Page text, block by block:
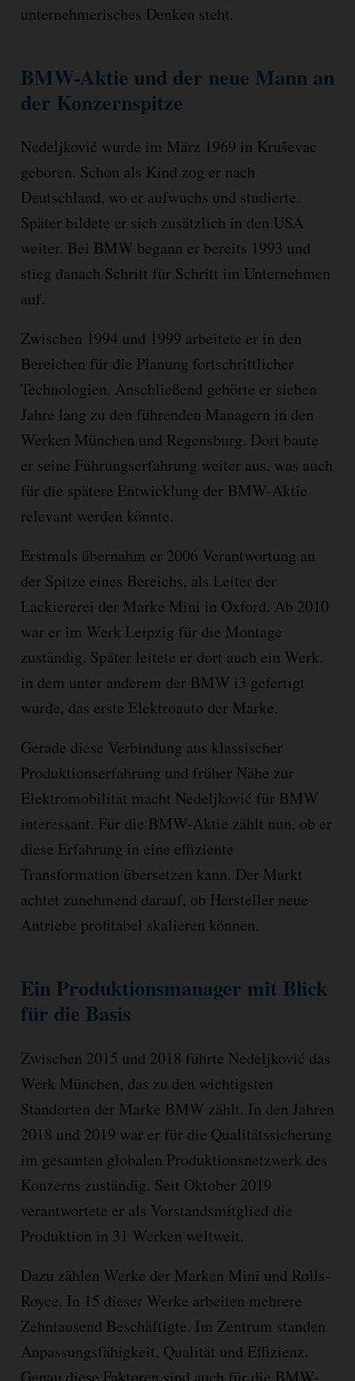
unternehmerisches Denken steht.
BMW-Aktie und der neue Mann an
der Konzernspitze
Nedeljković wurde im März 1969 in Kruševac
geboren. Schon als Kind zog er nach
Deutschland, wo er aufwuchs und studierte.
Später bildete er sich zusätzlich in den USA
weiter. Bei BMW begann er bereits 1993 und
stieg danach Schritt für Schritt im Unternehmen
auf.
Zwischen 1994 und 1999 arbeitete er in den
Bereichen für die Planung fortschrittlicher
Technologien. Anschließend gehörte er sieben
Jahre lang zu den führenden Managern in den
Werken München und Regensburg. Dort baute
er seine Führungserfahrung weiter aus, was auch
für die spätere Entwicklung der BMW-Aktie
relevant werden könnte.
Erstmals übernahm er 2006 Verantwortung an
der Spitze eines Bereichs, als Leiter der
Lackiererei der Marke Mini in Oxford. Ab 2010
war er im Werk Leipzig für die Montage
zuständig. Später leitete er dort auch ein Werk,
in dem unter anderem der BMW i3 gefertigt
wurde, das erste Elektroauto der Marke.
Gerade diese Verbindung aus klassischer
Produktionserfahrung und früher Nähe zur
Elektromobilität macht Nedeljković für BMW
interessant. Für die BMW-Aktie zählt nun, ob er
diese Erfahrung in eine effiziente
Transformation übersetzen kann. Der Markt
achtet zunehmend darauf, ob Hersteller neue
Antriebe profitabel skalieren können.
Ein Produktionsmanager mit Blick
für die Basis
Zwischen 2015 und 2018 führte Nedeljković das
Werk München, das zu den wichtigsten
Standorten der Marke BMW zählt. In den Jahren
2018 und 2019 war er für die Qualitätssicherung
im gesamten globalen Produktionsnetzwerk des
Konzerns zuständig. Seit Oktober 2019
verantwortete er als Vorstandsmitglied die
Produktion in 31 Werken weltweit.
Dazu zählen Werke der Marken Mini und Rolls-
Royce. In 15 dieser Werke arbeiten mehrere
Zehntausend Beschäftigte. Im Zentrum standen
Anpassungsfähigkeit, Qualität und Effizienz.
Genau diese Faktoren sind auch für die BMW-